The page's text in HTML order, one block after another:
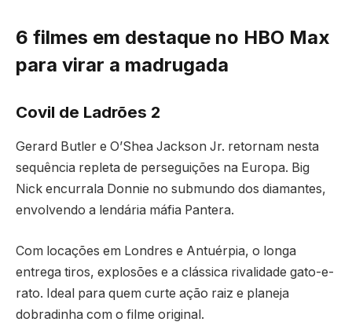
6 filmes em destaque no HBO Max
para virar a madrugada
Covil de Ladrões 2
Gerard Butler e O’Shea Jackson Jr. retornam nesta
sequência repleta de perseguições na Europa. Big
Nick encurrala Donnie no submundo dos diamantes,
envolvendo a lendária máfia Pantera.
Com locações em Londres e Antuérpia, o longa
entrega tiros, explosões e a clássica rivalidade gato-e-
rato. Ideal para quem curte ação raiz e planeja
dobradinha com o filme original.